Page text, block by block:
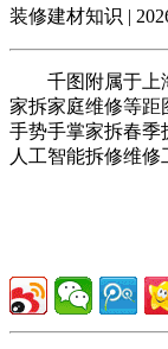
装修建材知识 |
千图附属于上海
家拆家庭维修等距
手势手掌家拆春季
人工智能拆修维